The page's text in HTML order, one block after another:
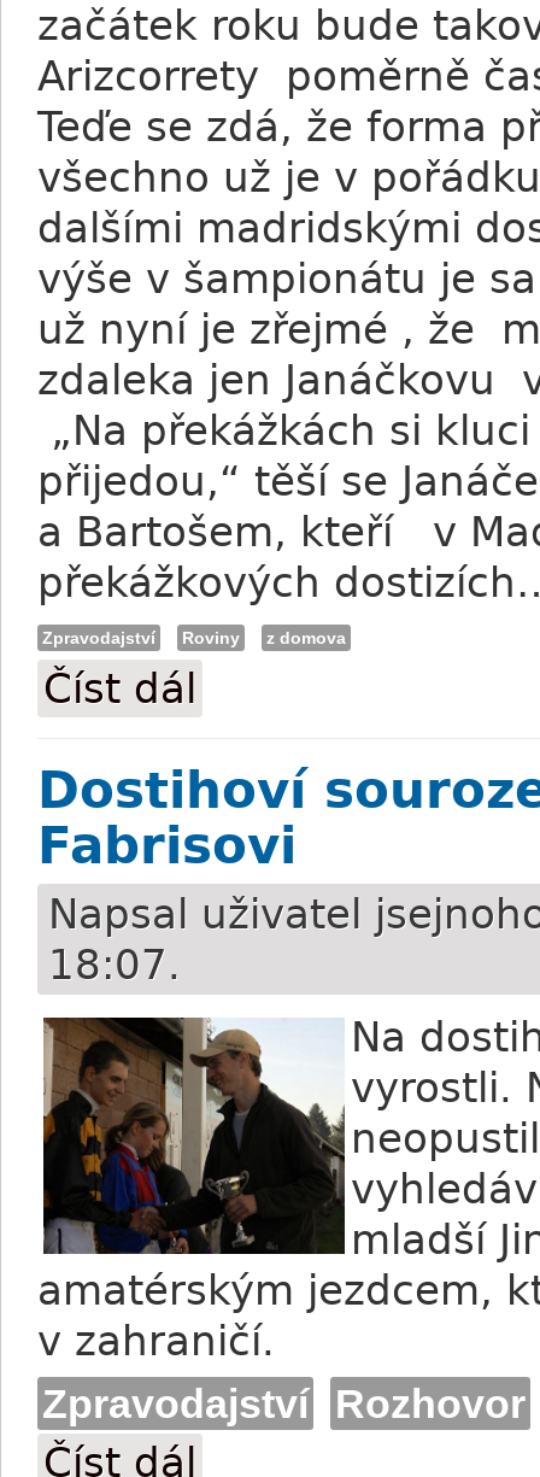
začátek roku bude
Arizcorrety poměrně
Teďe se zdá, že forma
všechno už je v
dalšími madridskými
výše v šampionátu je
už nyní je zřejmé , že
zdaleka jen Janáčkovu
„Na překážkách si
přijedou,“ těší se
a Bartošem, kteří v
překážkových
Zpravodajství Roviny z domova
Číst dál
Dostihoví
Fabrisovi
Napsal uživatel
18:07.
Na
vyrostli.
mladší
amatérským jezdcem,
v zahraničí.
Zpravodajství Rozhovor
Číst dál